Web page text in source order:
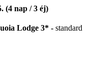
(4 nap / 3 éj)
Lodge 3* - standard